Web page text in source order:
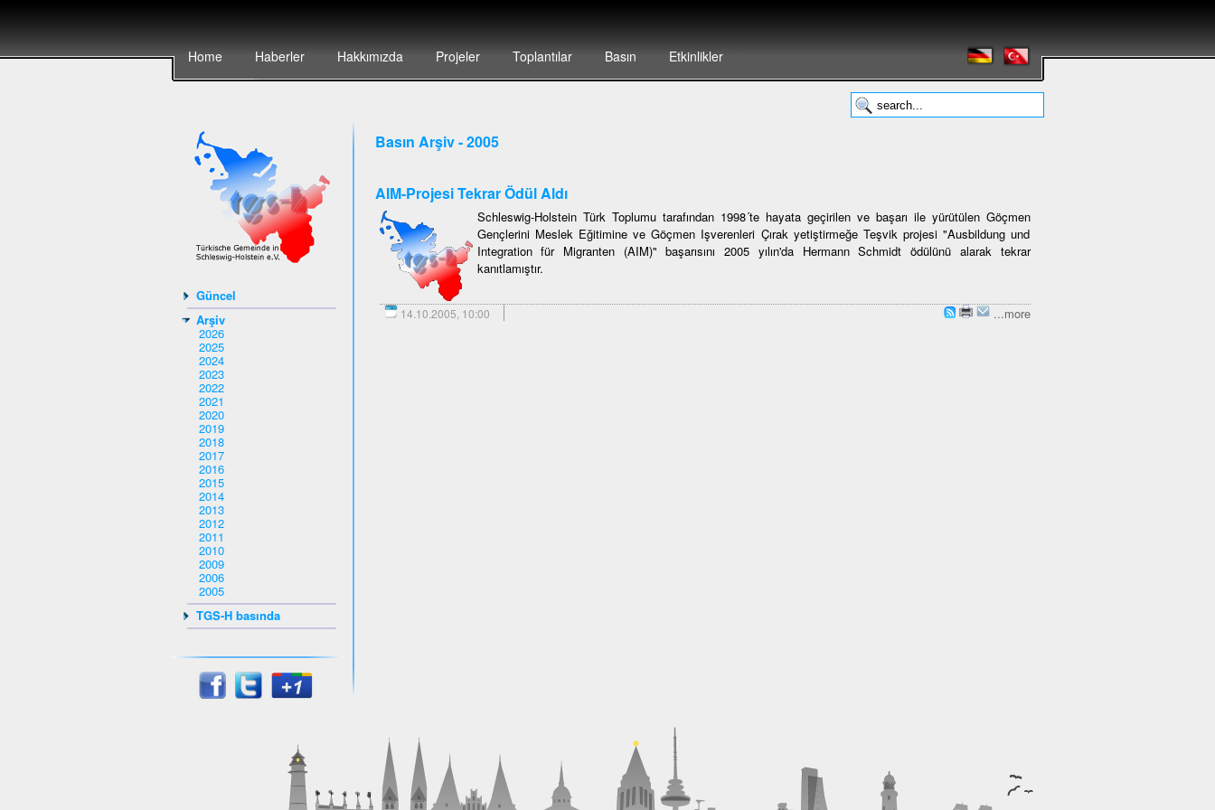
Home Haberler Hakkımızda Projeler Toplantılar Basın Etkinlikler
Güncel
Arşiv
2026
2025
2024
2023
2022
2021
2020
2019
2018
2017
2016
2015
2014
2013
2012
2011
2010
2009
2006
2005
TGS-H basında
Basın Arşiv - 2005
AIM-Projesi Tekrar Ödül Aldı
Schleswig-Holstein Türk Toplumu tarafından 1998´te hayata geçirilen ve başarı ile yürütülen Göçmen
Gençlerini Meslek Eğitimine ve Göçmen Işverenleri Çırak yetiştirmeğe Teşvik projesi "Ausbildung und
Integration für Migranten (AIM)" başarısını 2005 yılın'da Hermann Schmidt ödülünü alarak tekrar
kanıtlamıştır.
14.10.2005, 10:00 ...more